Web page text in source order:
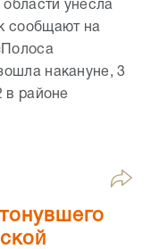
унесла
сообщают на
накануне, 3
в районе